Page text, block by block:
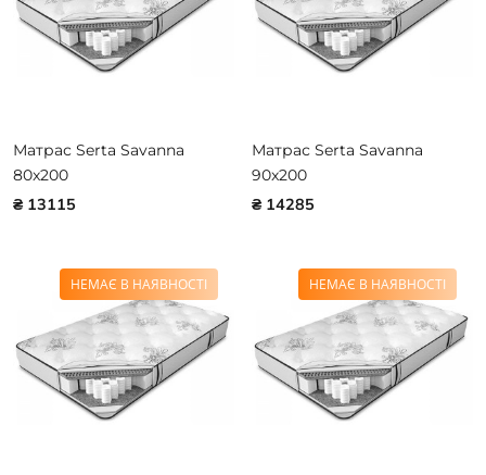
Матрас Serta Savanna
80x200
₴ 13115
Матрас Serta Savanna
90x200
₴ 14285
НЕМАЄ В НАЯВНОСТІ НЕМАЄ В НАЯВНОСТІ